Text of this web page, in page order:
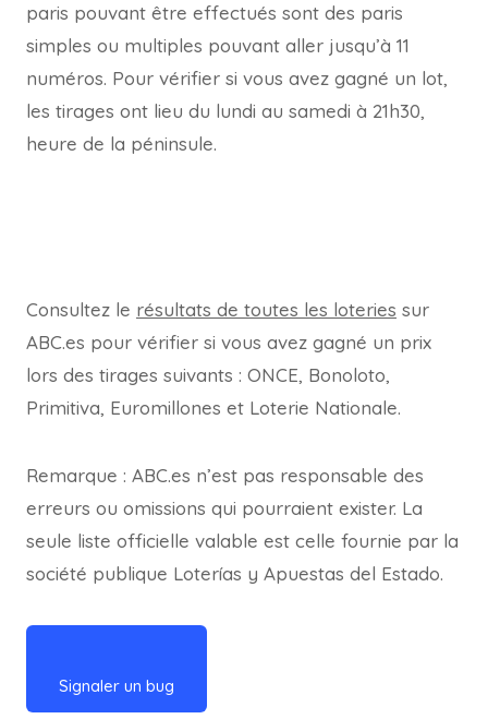
paris pouvant être effectués sont des paris
simples ou multiples pouvant aller jusqu’à 11
numéros. Pour vérifier si vous avez gagné un lot,
les tirages ont lieu du lundi au samedi à 21h30,
heure de la péninsule.
Consultez le résultats de toutes les loteries sur
ABC.es pour vérifier si vous avez gagné un prix
lors des tirages suivants : ONCE, Bonoloto,
Primitiva, Euromillones et Loterie Nationale.
Remarque : ABC.es n’est pas responsable des
erreurs ou omissions qui pourraient exister. La
seule liste officielle valable est celle fournie par la
société publique Loterías y Apuestas del Estado.
Signaler un bug